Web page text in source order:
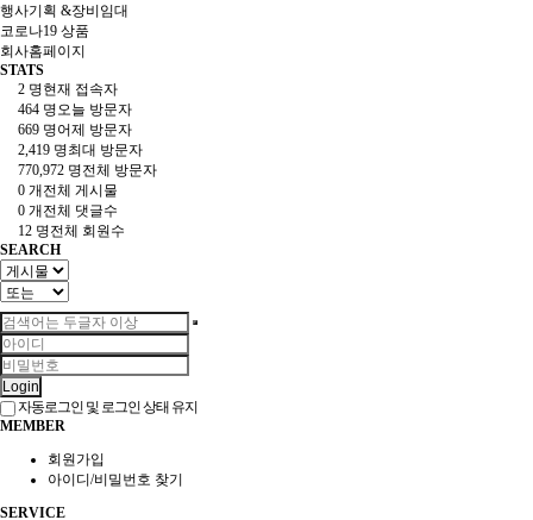
행사기획 &장비임대
코로나19 상품
회사홈페이지
STATS
2 명현재 접속자
464 명 오늘 방문자
669 명어제 방문자
2,419 명최대 방문자
770,972 명전체 방문자
0 개전체 게시물
0 개전체 댓글수
12 명전체 회원수
SEARCH
Login
자동로그인 및 로그인 상태 유지
MEMBER
회원가입
아이디/비밀번호 찾기
SERVICE